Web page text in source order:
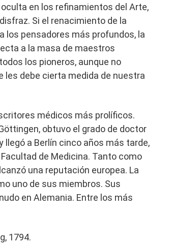
en los refinamientos del Arte,
Si el renacimiento de la
los pensadores más profundos, la
a la masa de maestros
los pioneros, aunque no
les debe cierta medida de nuestra
médicos más prolíficos.
obtuvo el grado de doctor
llegó a Berlín cinco años más tarde,
de Medicina. Tanto como
una reputación europea. La
uno de sus miembros. Sus
en Alemania. Entre los más
1794.